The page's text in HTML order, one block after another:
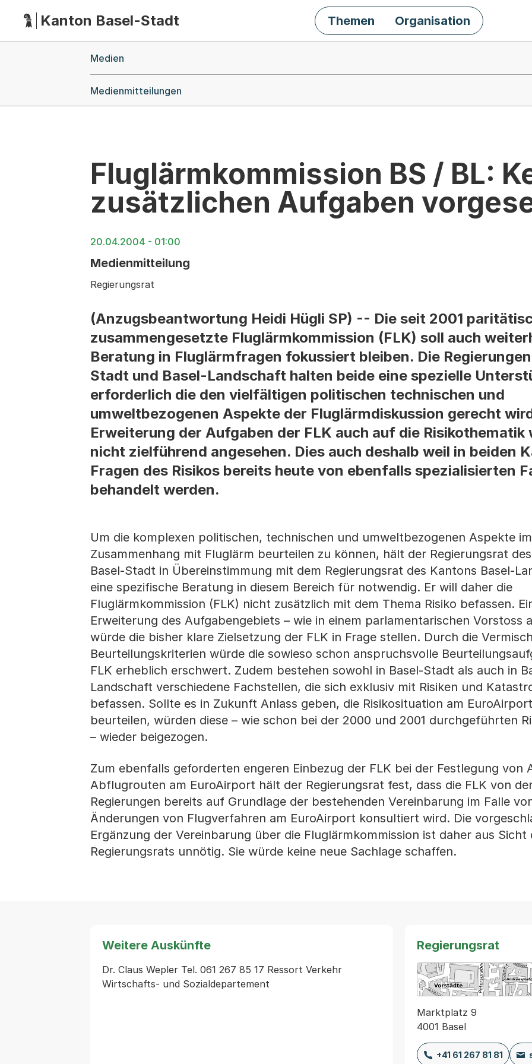
HauptnavigationKanton Basel-Stadt Themen Organisation
Medien
Medienmitteilungen
Fluglärmkommission BS / BL:
zusätzlichen Aufgaben
20.04.2004 - 01:00
Medienmitteilung
Regierungsrat
(Anzugsbeantwortung Heidi Hügli SP) -- Die seit 2001
zusammengesetzte Fluglärmkommission (FLK) soll auch
Beratung in Fluglärmfragen fokussiert bleiben. Die
Stadt und Basel-Landschaft halten beide eine spezielle
erforderlich die den vielfältigen politischen technischen und
umweltbezogenen Aspekte der Fluglärmdiskussion gerecht
Erweiterung der Aufgaben der FLK auch auf die Risikothematik
nicht zielführend angesehen. Dies auch deshalb weil in beiden
Fragen des Risikos bereits heute von ebenfalls spezialisierten
behandelt werden.
Um die komplexen politischen, technischen und umweltbezogenen Aspekte im
Zusammenhang mit Fluglärm beurteilen zu können, hält der Regierungsrat
Basel-Stadt in Übereinstimmung mit dem Regierungsrat des Kantons Basel-
eine spezifische Beratung in diesem Bereich für notwendig. Er will daher die
Fluglärmkommission (FLK) nicht zusätzlich mit dem Thema Risiko befassen.
Erweiterung des Aufgabengebiets – wie in einem parlamentarischen Vorstoss
würde die bisher klare Zielsetzung der FLK in Frage stellen. Durch die
Beurteilungskriterien würde die sowieso schon anspruchsvolle
FLK erheblich erschwert. Zudem bestehen sowohl in Basel-Stadt als auch in
Landschaft verschiedene Fachstellen, die sich exklusiv mit Risiken und
befassen. Sollte es in Zukunft Anlass geben, die Risikosituation am
beurteilen, würden diese – wie schon bei der 2000 und 2001 durchgeführten
– wieder beigezogen.
Zum ebenfalls geforderten engeren Einbezug der FLK bei der Festlegung von
Abflugrouten am EuroAirport hält der Regierungsrat fest, dass die FLK von
Regierungen bereits auf Grundlage der bestehenden Vereinbarung im Falle
Änderungen von Flugverfahren am EuroAirport konsultiert wird. Die
Ergänzung der Vereinbarung über die Fluglärmkommission ist daher aus Sicht
Regierungsrats unnötig. Sie würde keine neue Sachlage schaffen.
Weitere Auskünfte
Dr. Claus Wepler Tel. 061 267 85 17 Ressort Verkehr
Wirtschafts- und Sozialdepartement
Regierungsrat
Marktplatz 9
4001 Basel
+41 61 267 81 81